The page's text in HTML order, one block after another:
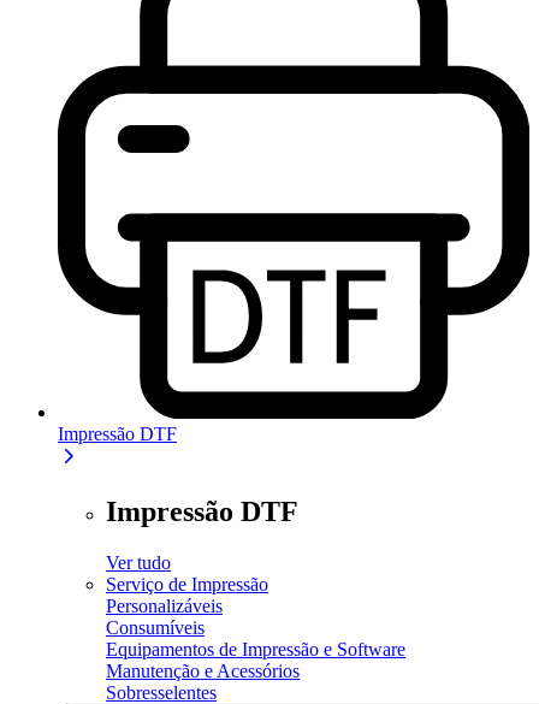
Impressão DTF
Impressão DTF
Ver tudo
Serviço de Impressão
Personalizáveis
Consumíveis
Equipamentos de Impressão e Software
Manutenção e Acessórios
Sobresselentes